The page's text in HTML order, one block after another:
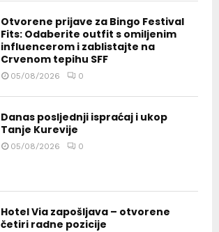
Otvorene prijave za Bingo Festival
Fits: Odaberite outfit s omiljenim
influencerom i zablistajte na
Crvenom tepihu SFF
05/08/2026 0
Danas posljednji ispraćaj i ukop
Tanje Kurevije
05/08/2026 0
Hotel Via zapošljava – otvorene
četiri radne pozicije